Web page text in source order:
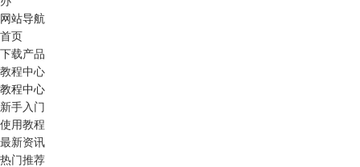
网站导航
首页
下载产品
教程中心
教程中心
新手入门
使用教程
最新资讯
热门推荐